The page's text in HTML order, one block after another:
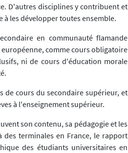
D'autres disciplines y contribuent et
les développer toutes ensemble.
en communauté flamande
comme cours obligatoire
ni de cours d'éducation morale
de cours du secondaire supérieur, et
à l'enseignement supérieur.
son contenu, sa pédagogie et les
des terminales en France, le rapport
des étudiants universitaires en